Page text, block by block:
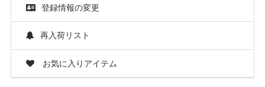
登録情報の変更
再入荷リスト
お気に入りアイテム